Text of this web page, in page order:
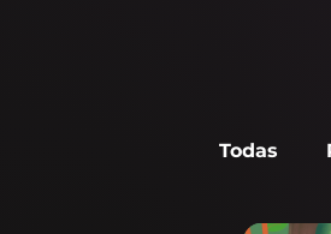
Todas